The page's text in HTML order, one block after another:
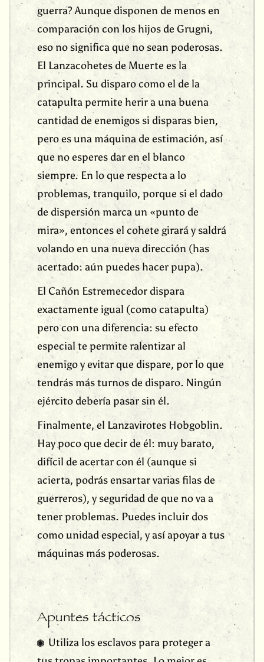
guerra? Aunque disponen de menos en
comparación con los hijos de Grugni,
eso no significa que no sean poderosas.
El Lanzacohetes de Muerte es la
principal. Su disparo como el de la
catapulta permite herir a una buena
cantidad de enemigos si disparas bien,
pero es una máquina de estimación, así
que no esperes dar en el blanco
siempre. En lo que respecta a lo
problemas, tranquilo, porque si el dado
de dispersión marca un «punto de
mira», entonces el cohete girará y saldrá
volando en una nueva dirección (has
acertado: aún puedes hacer pupa).
El Cañón Estremecedor dispara
exactamente igual (como catapulta)
pero con una diferencia: su efecto
especial te permite ralentizar al
enemigo y evitar que dispare, por lo que
tendrás más turnos de disparo. Ningún
ejército debería pasar sin él.
Finalmente, el Lanzavirotes Hobgoblin.
Hay poco que decir de él: muy barato,
difícil de acertar con él (aunque si
acierta, podrás ensartar varias filas de
guerreros), y seguridad de que no va a
tener problemas. Puedes incluir dos
como unidad especial, y así apoyar a tus
máquinas más poderosas.
Apuntes tácticos
Utiliza los esclavos para proteger a